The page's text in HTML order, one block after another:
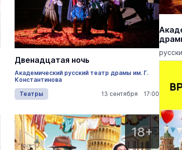
Двенадцатая ночь
Академический русский театр драмы им. Г.
Константинова
Театры
13 сентября 17:00
18+
Марийский государственный театр
оперы и балета им.Э.Сапаева
проведение спектаклей, концертов, опер
и балетов